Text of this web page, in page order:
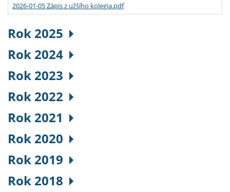
2026-01-05 Zápis z užšího kolegia.pdf
Rok 2025
Rok 2024
Rok 2023
Rok 2022
Rok 2021
Rok 2020
Rok 2019
Rok 2018